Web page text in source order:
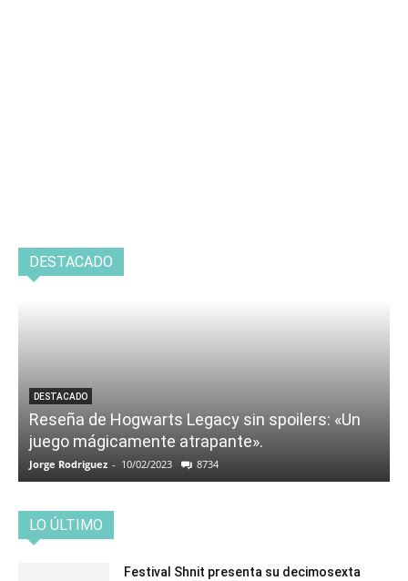
DESTACADO
DESTACADO
Reseña de Hogwarts Legacy sin spoilers: «Un
juego mágicamente atrapante».
Jorge Rodriguez - 10/02/2023 8734
LO ÚLTIMO
Festival Shnit presenta su decimosexta